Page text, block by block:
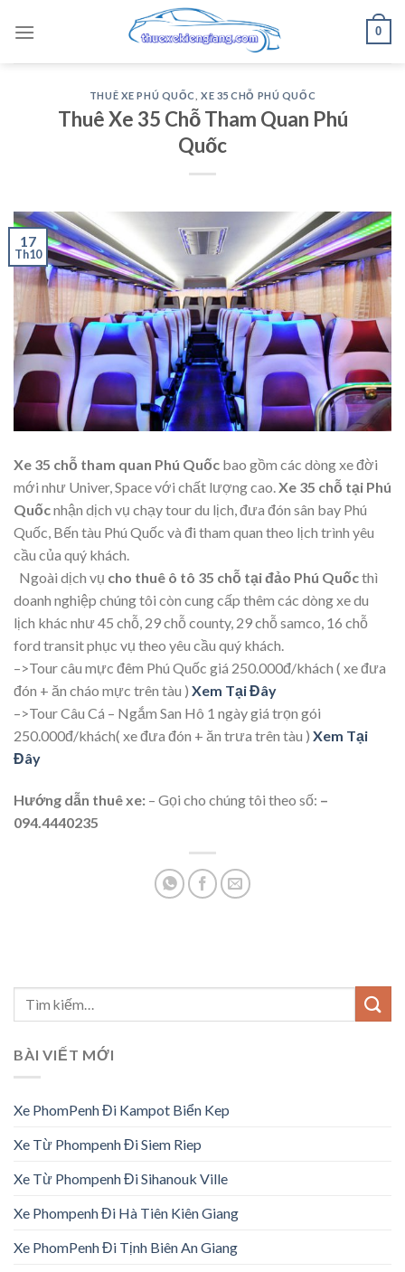
0
THUÊ XE PHÚ QUỐC XE 35 CHỖ PHÚ QUỐC
Thuê Xe 35 Chỗ Tham Quan Phú
Quốc
17
Th10
Xe 35 chỗ tham quan Phú Quốc bao gồm các dòng xe đời
mới như Univer, Space với chất lượng cao. Xe 35 chỗ tại Phú
Quốcnhận dịch vụ chạy tour du lịch, đưa đón sân bay Phú
Quốc, Bến tàu Phú Quốc và đi tham quan theo lịch trình yêu
cầu của quý khách.
Ngoài dịch vụ cho thuê ô tô 35 chỗ tại đảo Phú Quốcthì
doanh nghiệp chúng tôi còn cung cấp thêm các dòng xe du
lịch khác như 45 chỗ, 29 chỗ county, 29 chỗ samco, 16 chỗ
ford transit phục vụ theo yêu cầu quý khách.
–>Tour câu mực đêm Phú Quốc giá 250.000đ/khách ( xe đưa
đón + ăn cháo mực trên tàu ) Xem Tại Đây
–>Tour Câu Cá – Ngắm San Hô 1 ngày giá trọn gói
250.000đ/khách( xe đưa đón + ăn trưa trên tàu ) Xem Tại
Đây
Hướng dẫn thuê xe: – Gọi cho chúng tôi theo số: –
094.4440235
BÀI VIẾT MỚI
Xe PhomPenh Đi Kampot Biển Kep
Xe Từ Phompenh Đi Siem Riep
Xe Từ Phompenh Đi Sihanouk Ville
Xe Phompenh Đi Hà Tiên Kiên Giang
Xe PhomPenh Đi Tịnh Biên An Giang